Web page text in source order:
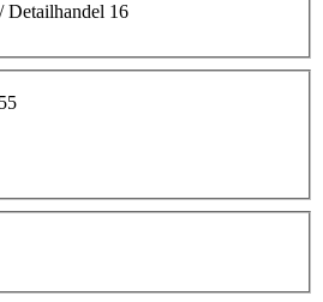
Detailhandel 16